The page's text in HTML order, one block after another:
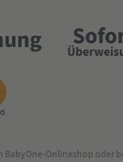
Onlineshop